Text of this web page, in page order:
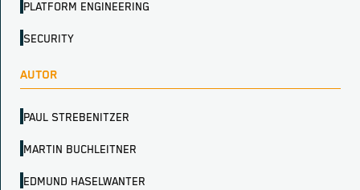
PLATFORM ENGINEERING
SECURITY
AUTOR
PAUL STREBENITZER
MARTIN BUCHLEITNER
EDMUND HASELWANTER